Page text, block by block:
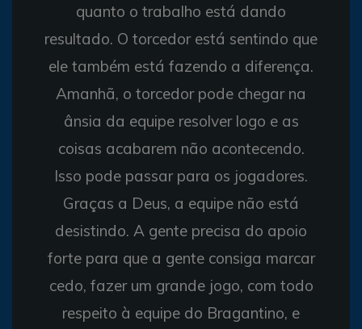
quanto o trabalho está dando
resultado. O torcedor está sentindo que
ele também está fazendo a diferença.
Amanhã, o torcedor pode chegar na
ânsia da equipe resolver logo e as
coisas acabarem não acontecendo.
Isso pode passar para os jogadores.
Graças a Deus, a equipe não está
desistindo. A gente precisa do apoio
forte para que a gente consiga marcar
cedo, fazer um grande jogo, com todo
respeito à equipe do Bragantino, e